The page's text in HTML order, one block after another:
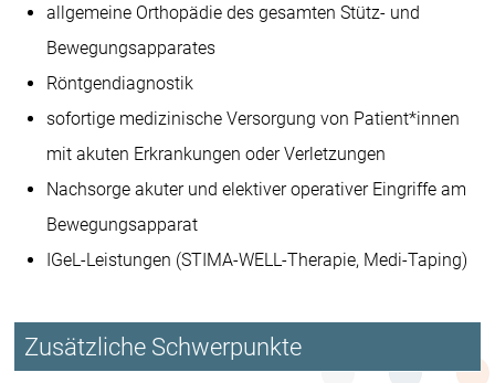
allgemeine Orthopädie des gesamten Stütz- und
Bewegungsapparates
Röntgendiagnostik
sofortige medizinische Versorgung von Patient*innen
mit akuten Erkrankungen oder Verletzungen
Nachsorge akuter und elektiver operativer Eingriffe am
Bewegungsapparat
IGeL-Leistungen (STIMA-WELL-Therapie, Medi-Taping)
Zusätzliche Schwerpunkte